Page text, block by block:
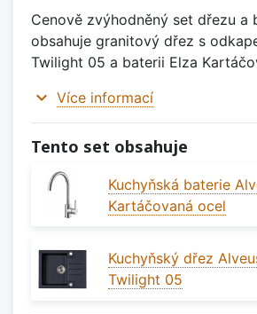
Cenově zvýhodněný set dřezu a
obsahuje granitový dřez s
Twilight 05 a baterii Elza
expand_more Více informací
Tento set obsahuje
Kuchyňská baterie
Kartáčovaná ocel
Kuchyňský dřez
Twilight 05